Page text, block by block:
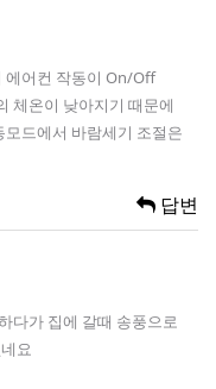
에어컨 작동이 On/Off
체온이 낮아지기 때문에
드에서 바람세기 조절은
답변
다가 집에 갈때 송풍으로
요